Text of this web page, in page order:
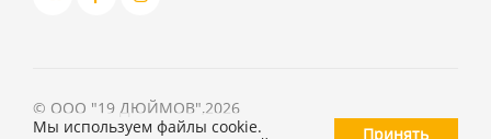
© ООО "19 ДЮЙМОВ",2026
Мы используем файлы cookie.
Принять